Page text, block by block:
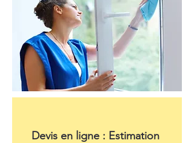
Devis en ligne : Estimation